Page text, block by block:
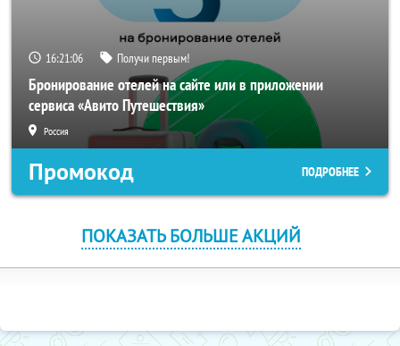
16:21:06 Получи первым!
Бронирование отелей на сайте или в приложении
сервиса «Авито Путешествия»
Россия
Промокод ПОДРОБНЕЕ
ПОКАЗАТЬ БОЛЬШЕ АКЦИЙ